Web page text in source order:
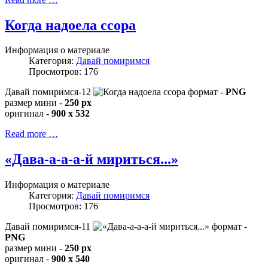
Когда надоела ссора
Информация о материале
Категория: Давай помиримся
Просмотров: 176
Давай помиримся-12
формат - PNG
размер мини - 250 px
оригинал - 900 x 532
Read more …
«Дава-а-а-а-й мириться...»
Информация о материале
Категория: Давай помиримся
Просмотров: 176
Давай помиримся-11
формат -
PNG
размер мини - 250 px
оригинал - 900 x 540